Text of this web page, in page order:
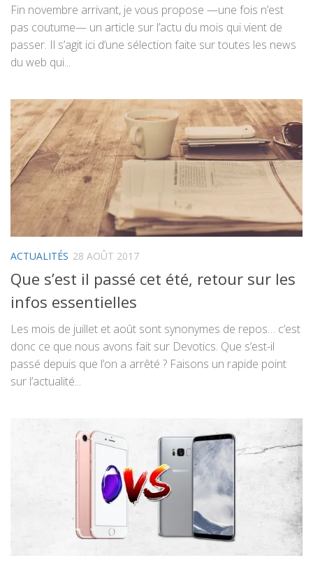
Fin novembre arrivant, je vous propose —une fois n’est
pas coutume— un article sur l’actu du mois qui vient de
passer. Il s’agit ici d’une sélection faite sur toutes les news
du web qui...
ACTUALITÉS 28 AOÛT 2017
Que s’est il passé cet été, retour sur les
infos essentielles
Les mois de juillet et août sont synonymes de repos… c’est
donc ce que nous avons fait sur Devotics. Que s’est-il
passé depuis que l’on a arrêté ? Faisons un rapide point
sur l’actualité...